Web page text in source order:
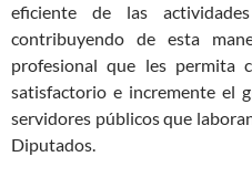
eficiente de las
contribuyendo de esta
profesional que les permita
satisfactorio e incremente el
servidores públicos que
Diputados.